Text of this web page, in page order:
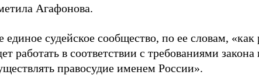
Агафонова.
единое судейское сообщество, по ее словам, «как
работать в соответствии с требованиями закона
правосудие именем России».